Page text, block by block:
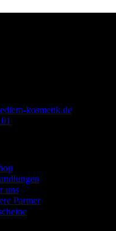
kosmetik.de
uns
Partner